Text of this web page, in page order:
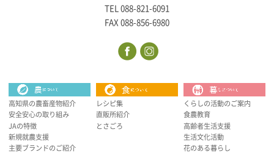
TEL 088-821-6091
FAX 088-856-6980
高知県の農畜産物紹介
安全安心の取り組み
JAの特徴
新規就農支援
主要ブランドのご紹介
レシピ集
直販所紹介
とさごろ
くらしの活動のご案内
食農教育
高齢者生活支援
生活文化活動
花のある暮らし